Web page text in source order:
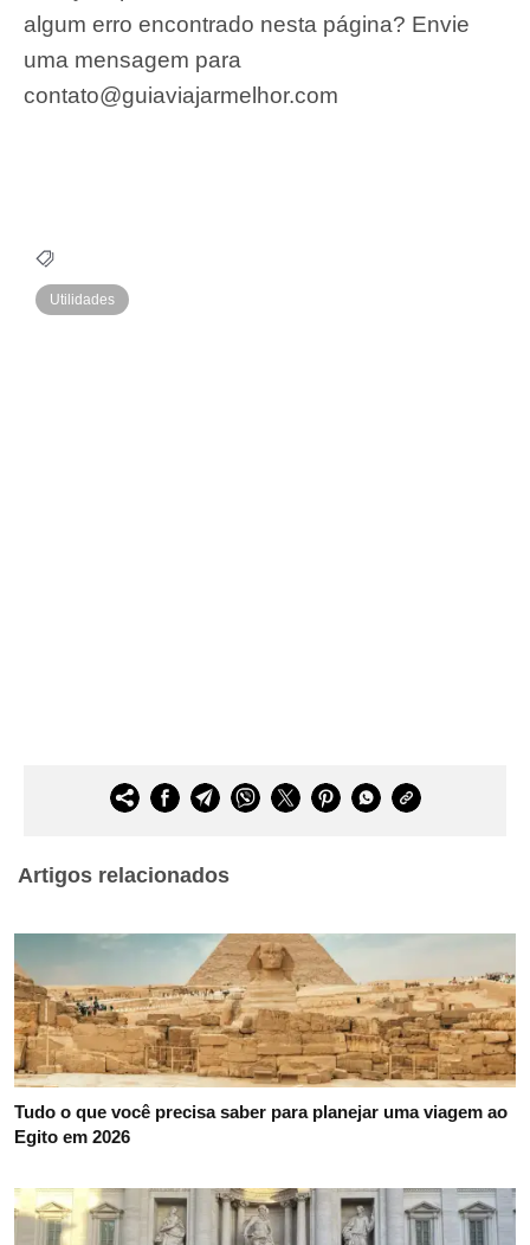
algum erro encontrado nesta página? Envie
uma mensagem para
contato@guiaviajarmelhor.com
Utilidades
Artigos relacionados
Tudo o que você precisa saber para planejar uma viagem ao
Egito em 2026